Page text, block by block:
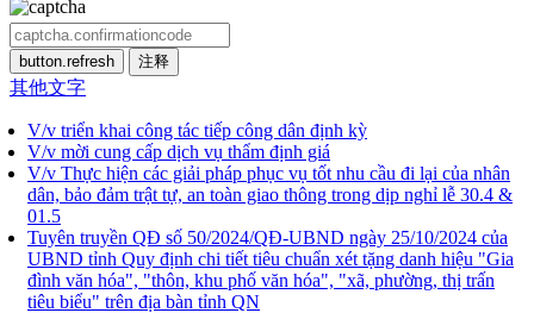
button.refresh 注释
其他文字
V/v triển khai công tác tiếp công dân định kỳ
V/v mời cung cấp dịch vụ thẩm định giá
V/v Thực hiện các giải pháp phục vụ tốt nhu cầu đi lại của nhân
dân, bảo đảm trật tự, an toàn giao thông trong dịp nghỉ lễ 30.4 &
01.5
Tuyên truyền QĐ số 50/2024/QĐ-UBND ngày 25/10/2024 của
UBND tỉnh Quy định chi tiết tiêu chuẩn xét tặng danh hiệu "Gia
đình văn hóa", "thôn, khu phố văn hóa", "xã, phường, thị trấn
tiêu biểu" trên địa bàn tỉnh QN